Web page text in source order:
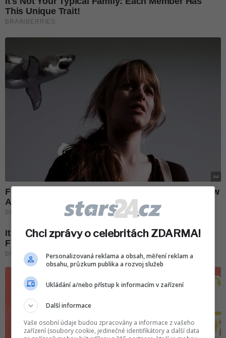
Chci zprávy o celebritách ZDARMA!
Personalizovaná reklama a obsah, měření reklam a
obsahu, průzkum publika a rozvoj služeb
Ukládání a/nebo přístup k informacím v zařízení
Další informace
Vaše osobní údaje budou zpracovány a informace z vašeho
zařízení (soubory cookie, jedinečné identifikátory a další data